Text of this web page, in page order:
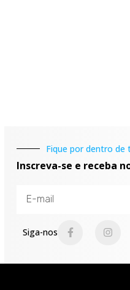
Fique por dentro de
Inscreva-se e receba
Siga-nos